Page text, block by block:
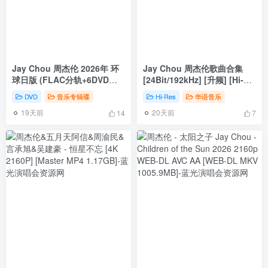
Jay Chou 周杰伦 2026年 环
球日版 (FLAC分轨+6DVD
ISO) [DVD ISO 18.1GB]
DVD 音乐专辑碟
19天前 14
Jay Chou 周杰伦歌曲合集
[24Bit/192kHz] [升频] [Hi-
Res Flac 29.4GB]
Hi-Res 华语音乐
20天前 7